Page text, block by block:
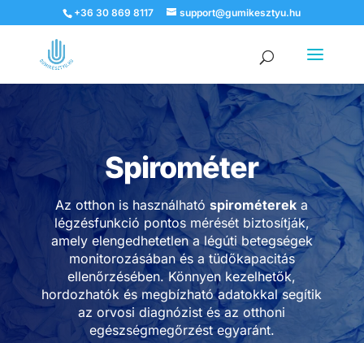
+36 30 869 8117 support@gumikesztyu.hu
Products
search
Spirométer
Az otthon is használhatóspirométerek a
légzésfunkció pontos mérését biztosítják,
amely elengedhetetlen a légúti betegségek
monitorozásában és a tüdőkapacitás
ellenőrzésében. Könnyen kezelhetők,
hordozhatók és megbízható adatokkal segítik
az orvosi diagnózist és az otthoni
egészségmegőrzést egyaránt.